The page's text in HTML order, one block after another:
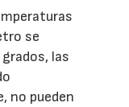
se
las
no pueden